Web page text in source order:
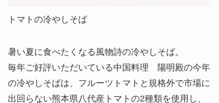
トマトの冷やしそば
暑い夏に食べたくなる風物詩の冷やしそば。
毎年ご好評いただいている中国料理 陽明殿の今年
の冷やしそばは、フルーツトマトと規格外で市場に
出回らない熊本県八代産トマトの2種類を使用し、